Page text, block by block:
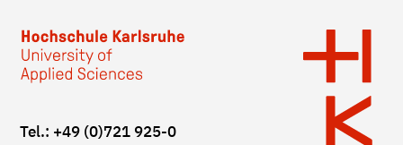
Tel.: +49 (0)721 925-0